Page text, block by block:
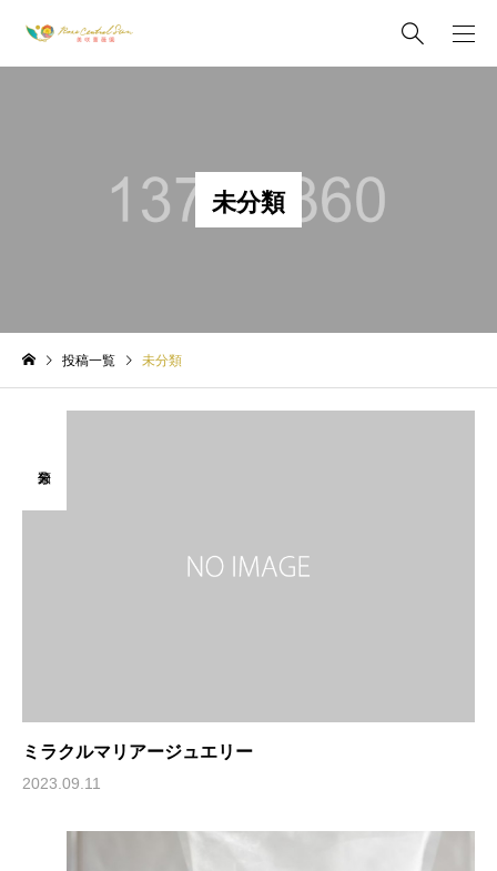
未分類
投稿一覧 未分類
ミラクルマリアージュエリー
2023.09.11